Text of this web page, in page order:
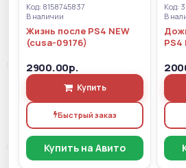
Код: 8158745837
В наличии
Жизнь после PS4 NEW
(cusa-09176)
2900.00р.
Купить
Быстрый заказ
Купить на Авито
Код:
В
PS4